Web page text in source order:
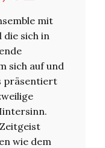
mit
sich in
sich auf und
präsentiert
wie dem